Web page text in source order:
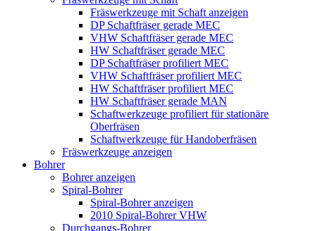
Fräswerkzeuge mit Schaft anzeigen
DP Schaftfräser gerade MEC
VHW Schaftfräser gerade MEC
HW Schaftfräser gerade MEC
DP Schaftfräser profiliert MEC
VHW Schaftfräser profiliert MEC
HW Schaftfräser profiliert MEC
HW Schaftfräser gerade MAN
Schaftwerkzeuge profiliert für stationäre
Oberfräsen
Schaftwerkzeuge für Handoberfräsen
Fräswerkzeuge anzeigen
Bohrer
Bohrer anzeigen
Spiral-Bohrer
Spiral-Bohrer anzeigen
2010 Spiral-Bohrer VHW
Durchgangs-Bohrer